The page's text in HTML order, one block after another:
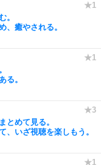
。
、癒やされる。
る。
とめて見る。
、いざ視聴を楽しもう。